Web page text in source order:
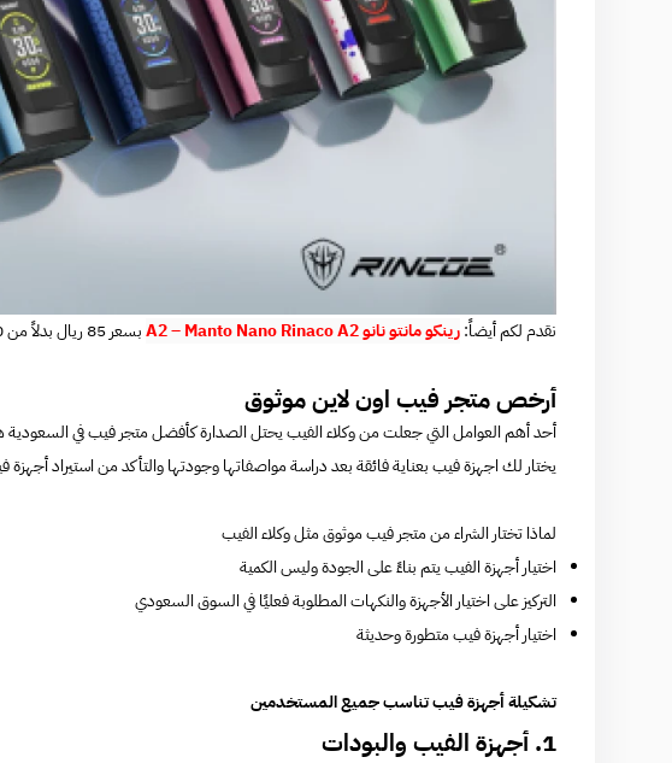
نقدم لكم أيضاً:رينكو مانتو نانو A2 – Manto Nano Rinaco A2 بسعر 85 ريال بدلاً من 110 ريال
أرخص متجر فيب اون لاين موثوق
أحد أهم العوامل التي جعلت من وكلاء الفيب يحتل الصدارة كأفضل متجر فيب في السعودية
يختار لك اجهزة فيب بعناية فائقة بعد دراسة مواصفاتها وجودتها والتأكد من استيراد أجهزة فيب أصلية ومضمونة
لماذا تختار الشراء من متجر فيب موثوق مثل وكلاء الفيب
اختيار أجهزة الفيب يتم بناءً على الجودة وليس الكمية
التركيز على اختيار الأجهزة والنكهات المطلوبة فعليًا في السوق السعودي
اختيار أجهزة فيب متطورة وحديثة
تشكيلة أجهزة فيب تناسب جميع المستخدمين
1. أجهزة الفيب والبودات